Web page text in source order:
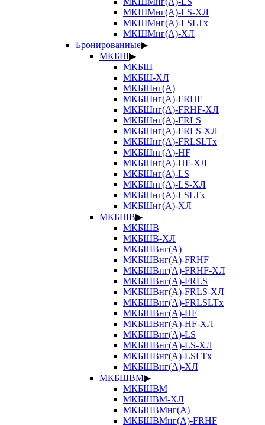
МКШМнг(А)-LS-ХЛ
МКШМнг(А)-LSLTx
МКШМнг(А)-ХЛ
Бронированные▶
МКБШ▶
МКБШ
МКБШ-ХЛ
МКБШнг(А)
МКБШнг(А)-FRHF
МКБШнг(А)-FRHF-ХЛ
МКБШнг(А)-FRLS
МКБШнг(А)-FRLS-ХЛ
МКБШнг(А)-FRLSLTx
МКБШнг(А)-HF
МКБШнг(А)-HF-ХЛ
МКБШнг(А)-LS
МКБШнг(А)-LS-ХЛ
МКБШнг(А)-LSLTx
МКБШнг(А)-ХЛ
МКБШВ▶
МКБШВ
МКБШВ-ХЛ
МКБШВнг(А)
МКБШВнг(А)-FRHF
МКБШВнг(А)-FRHF-ХЛ
МКБШВнг(А)-FRLS
МКБШВнг(А)-FRLS-ХЛ
МКБШВнг(А)-FRLSLTx
МКБШВнг(А)-HF
МКБШВнг(А)-HF-ХЛ
МКБШВнг(А)-LS
МКБШВнг(А)-LS-ХЛ
МКБШВнг(А)-LSLTx
МКБШВнг(А)-ХЛ
МКБШВМ▶
МКБШВМ
МКБШВМ-ХЛ
МКБШВМнг(А)
МКБШВМнг(А)-FRHF